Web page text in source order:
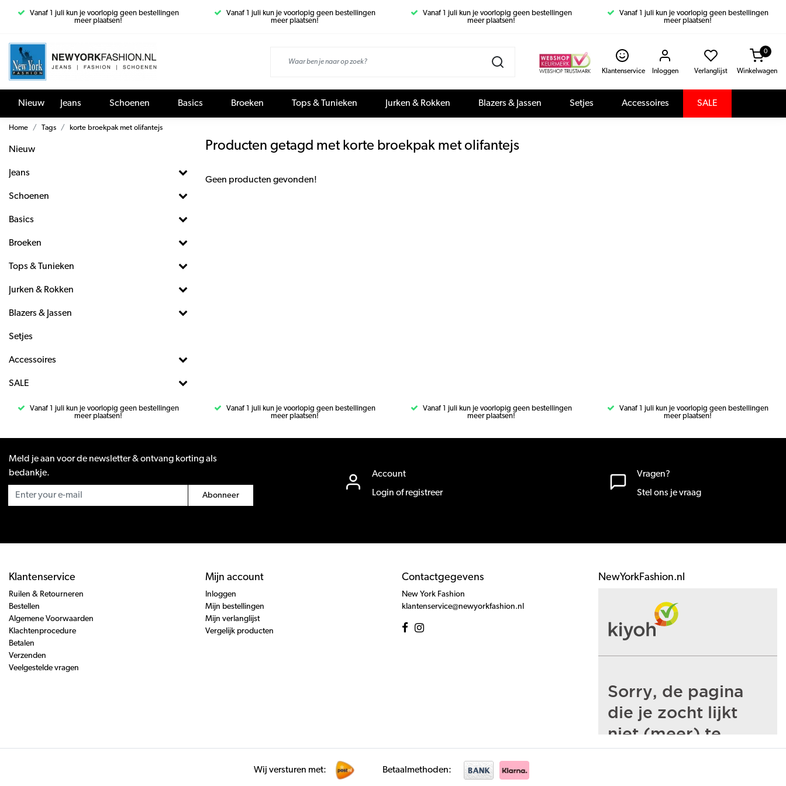
Vanaf 1 juli kun je voorlopig geen bestellingen
meer plaatsen!
Vanaf 1 juli kun je voorlopig geen bestellingen
meer plaatsen!
Vanaf 1 juli kun je voorlopig geen bestellingen
meer plaatsen!
Vanaf 1 juli kun je voorlopig geen bestellingen
meer plaatsen!
Klantenservice Inloggen Verlanglijst Winkelwagen
0
Nieuw Jeans Schoenen Basics Broeken Tops & Tunieken Jurken & Rokken Blazers & Jassen Setjes Accessoires SALE
Home Tags korte broekpak met olifantejs
Nieuw
Jeans
Schoenen
Basics
Broeken
Tops & Tunieken
Jurken & Rokken
Blazers & Jassen
Setjes
Accessoires
SALE
Producten getagd met korte broekpak met olifantejs
Geen producten gevonden!
Vanaf 1 juli kun je voorlopig geen bestellingen
meer plaatsen!
Vanaf 1 juli kun je voorlopig geen bestellingen
meer plaatsen!
Vanaf 1 juli kun je voorlopig geen bestellingen
meer plaatsen!
Vanaf 1 juli kun je voorlopig geen bestellingen
meer plaatsen!
Meld je aan voor de newsletter & ontvang korting als
bedankje.
Abonneer
Account
Login of registreer
Vragen?
Stel ons je vraag
Klantenservice
Ruilen & Retourneren
Bestellen
Algemene Voorwaarden
Klachtenprocedure
Betalen
Verzenden
Veelgestelde vragen
Mijn account
Inloggen
Mijn bestellingen
Mijn verlanglijst
Vergelijk producten
Contactgegevens
New York Fashion
klantenservice@newyorkfashion.nl
NewYorkFashion.nl
Wij versturen met: Betaalmethoden: